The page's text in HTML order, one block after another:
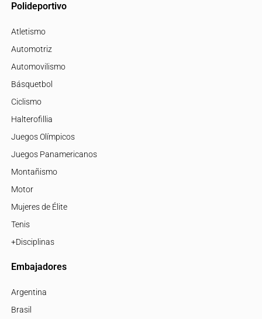
Polideportivo
Atletismo
Automotriz
Automovilismo
Básquetbol
Ciclismo
Halterofillia
Juegos Olímpicos
Juegos Panamericanos
Montañismo
Motor
Mujeres de Élite
Tenis
+Disciplinas
Embajadores
Argentina
Brasil